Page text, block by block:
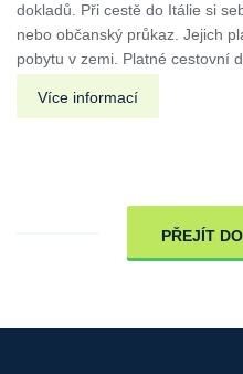
dokladů. Při cestě do Itálie si
nebo občanský průkaz. Jejich
pobytu v zemi. Platné cestovní
Více informací
PŘEJÍT